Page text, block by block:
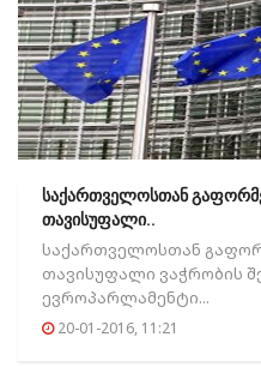
საქართველოსთან
თავისუფალი..
საქართველოსთან
თავისუფალი ვაჭრობის
ევროპარლამენტი...
20-01-2016, 11:21